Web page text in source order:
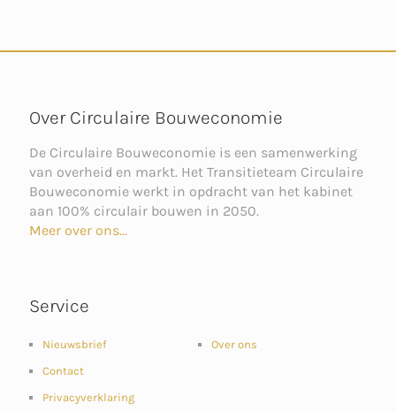
Over Circulaire Bouweconomie
De Circulaire Bouweconomie is een samenwerking
van overheid en markt. Het Transitieteam Circulaire
Bouweconomie werkt in opdracht van het kabinet
aan 100% circulair bouwen in 2050.
Meer over ons...
Service
Nieuwsbrief
Contact
Privacyverklaring
Over ons